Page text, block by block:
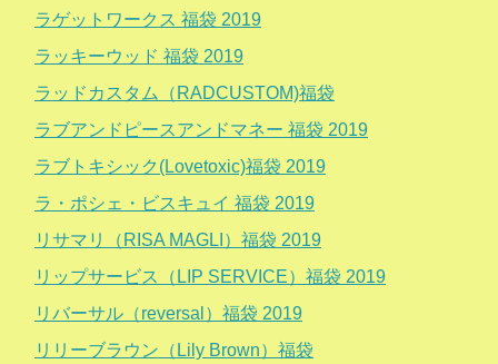
ラゲットワークス 福袋 2019
ラッキーウッド 福袋 2019
ラッドカスタム（RADCUSTOM)福袋
ラブアンドピースアンドマネー 福袋 2019
ラブトキシック(Lovetoxic)福袋 2019
ラ・ポシェ・ビスキュイ 福袋 2019
リサマリ（RISA MAGLI）福袋 2019
リップサービス（LIP SERVICE）福袋 2019
リバーサル（reversal）福袋 2019
リリーブラウン（Lily Brown）福袋